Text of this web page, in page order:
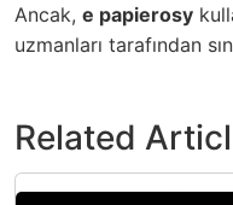
Ancak, e papierosy
uzmanları tarafından
Related